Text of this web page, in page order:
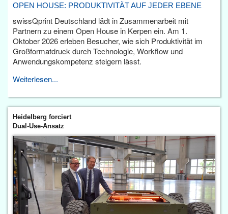
OPEN HOUSE: PRODUKTIVITÄT AUF JEDER EBENE
swissQprint Deutschland lädt in Zusammenarbeit mit
Partnern zu einem Open House in Kerpen ein. Am 1.
Oktober 2026 erleben Besucher, wie sich Produktivität im
Großformatdruck durch Technologie, Workflow und
Anwendungskompetenz steigern lässt.
Weiterlesen...
Heidelberg forciert
Dual-Use-Ansatz